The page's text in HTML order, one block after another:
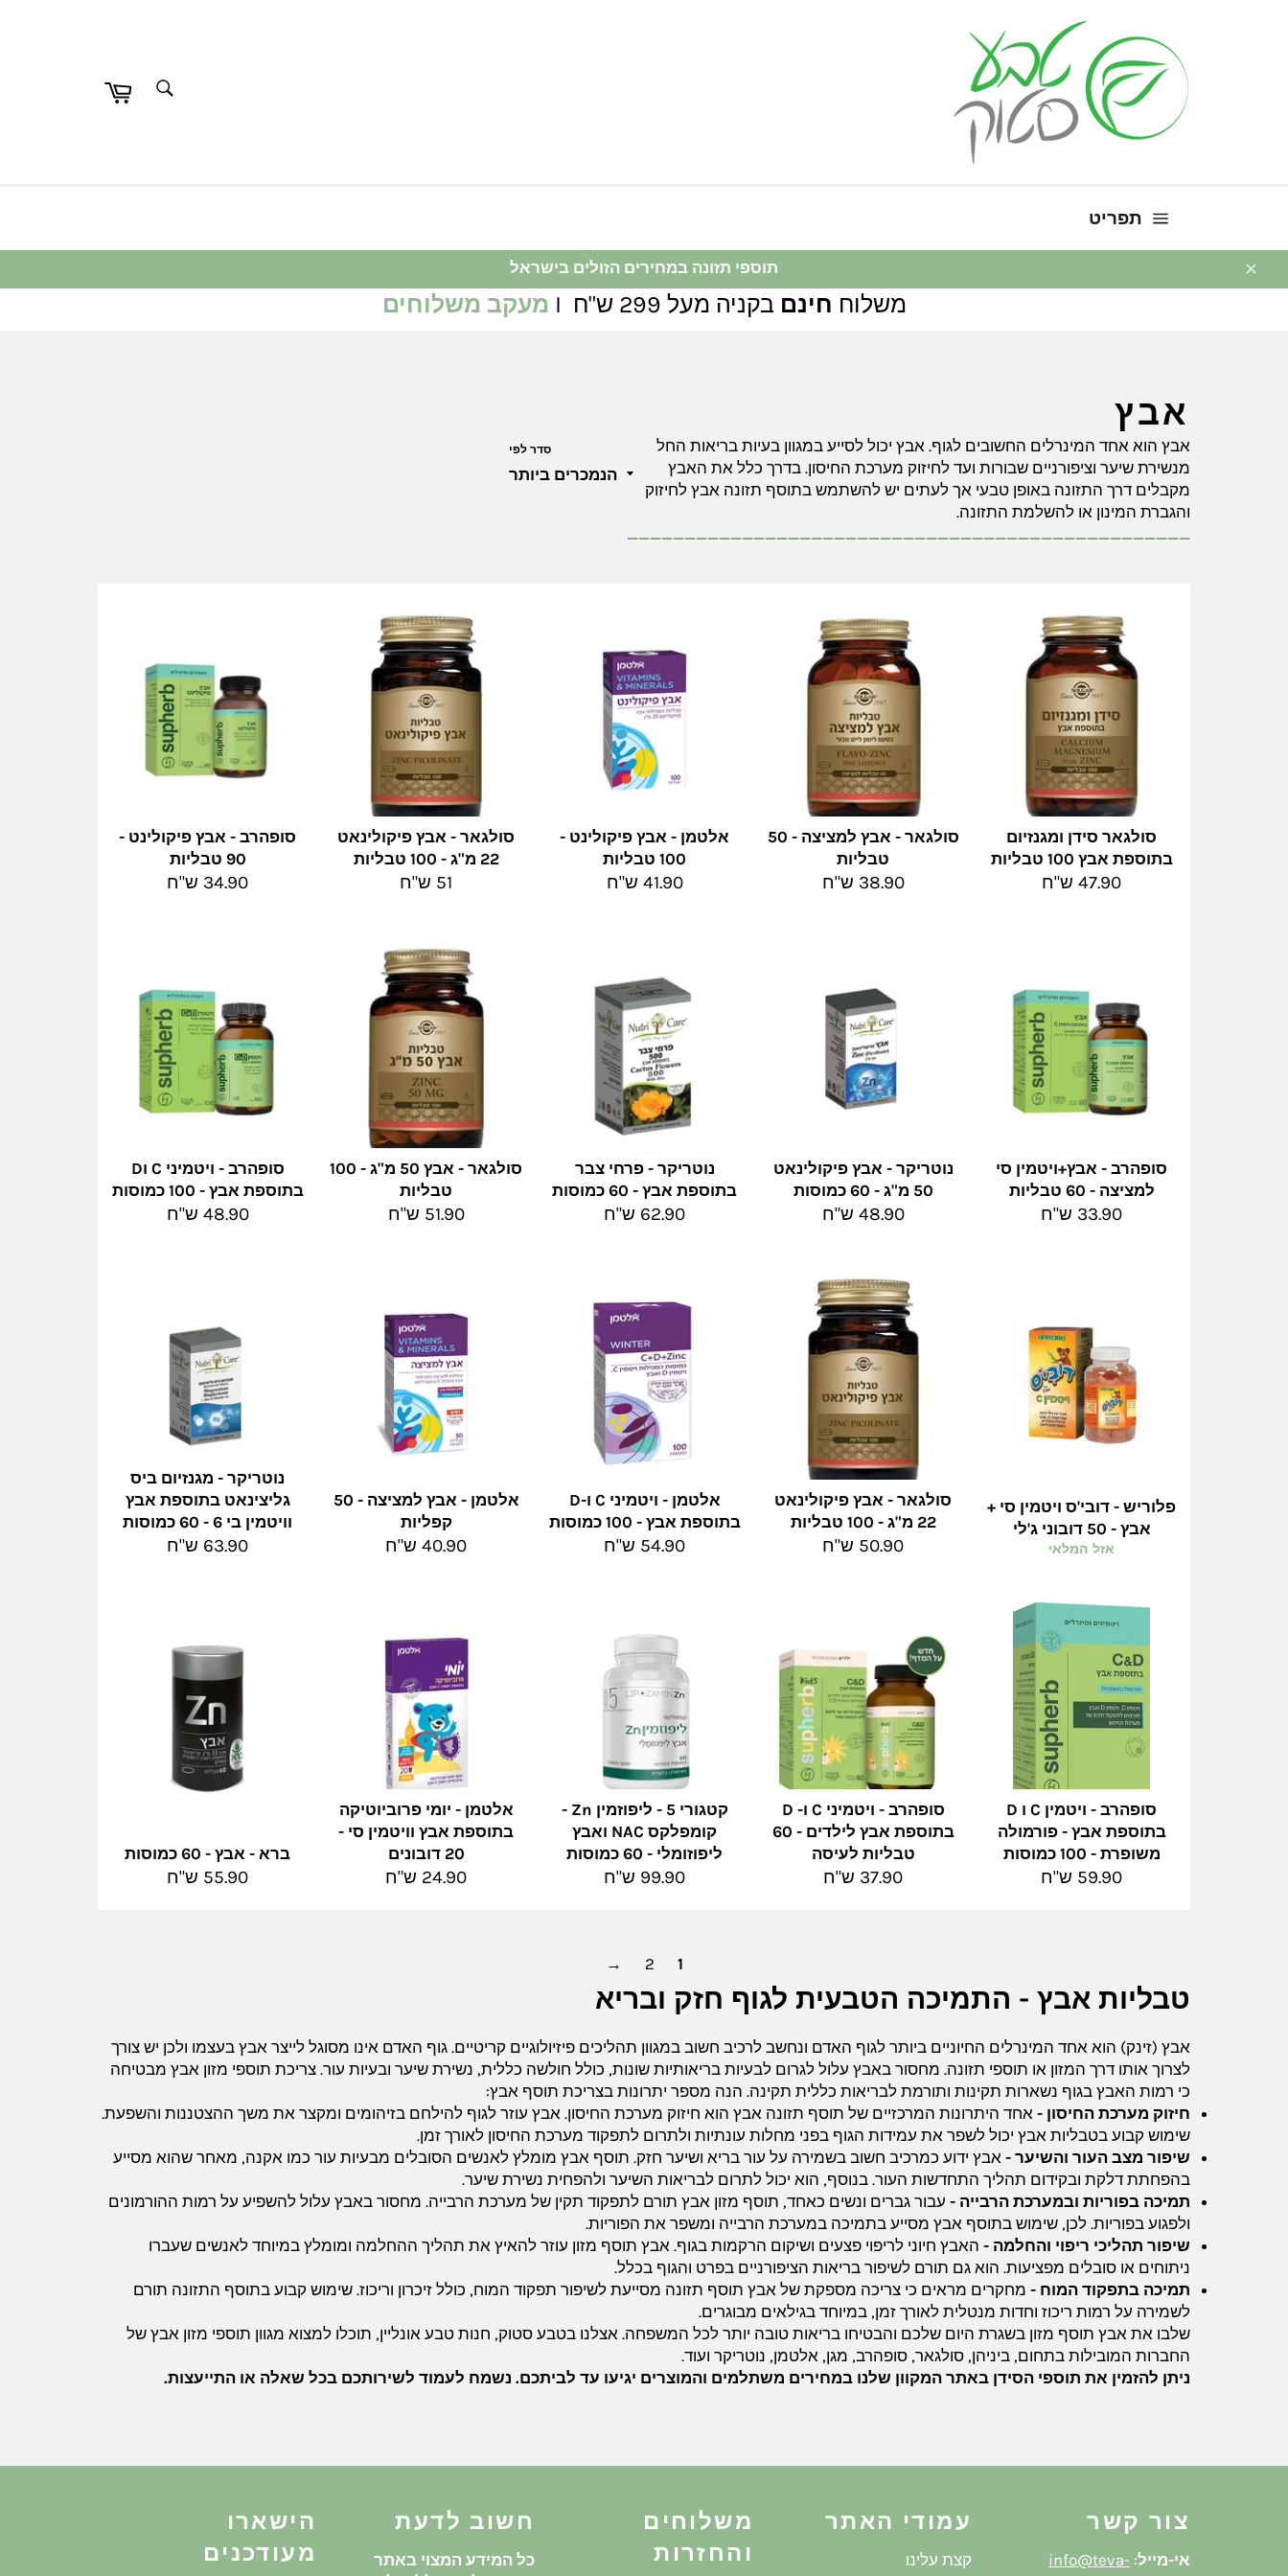
תפריט
תוספי תזונה במחירים הזולים בישראל
משלוח חינם בקניה מעל 299 ש"ח I מעקב משלוחים
אבץ
אבץ הוא אחד המינרלים החשובים לגוף. אבץ יכול לסייע במגוון בעיות בריאות החל
מנשירת שיער וציפורניים שבורות ועד לחיזוק מערכת החיסון. בדרך כלל את האבץ
מקבלים דרך התזונה באופן טבעי אך לעתים יש להשתמש בתוסף תזונה אבץ לחיזוק
והגברת המינון או להשלמת התזונה.
_________________________________________________
סדר לפי
סופהרב - אבץ פיקולינט -
90 טבליות
מחיר
34.90 ש"ח
סולגאר - אבץ פיקולינאט
22 מ"ג - 100 טבליות
מחיר
51 ש"ח
אלטמן - אבץ פיקולינט -
100 טבליות
מחיר
41.90 ש"ח
סולגאר - אבץ למציצה - 50
טבליות
מחיר
38.90 ש"ח
סולגאר סידן ומגנזיום
בתוספת אבץ 100 טבליות
מחיר
47.90 ש"ח
סופהרב - ויטמיני C וD
בתוספת אבץ - 100 כמוסות
מחיר
48.90 ש"ח
סולגאר - אבץ 50 מ"ג - 100
טבליות
מחיר
51.90 ש"ח
נוטריקר - פרחי צבר
בתוספת אבץ - 60 כמוסות
מחיר
62.90 ש"ח
נוטריקר - אבץ פיקולינאט
50 מ"ג - 60 כמוסות
מחיר
48.90 ש"ח
סופהרב - אבץ+ויטמין סי
למציצה - 60 טבליות
מחיר
33.90 ש"ח
נוטריקר - מגנזיום ביס
גליצינאט בתוספת אבץ
וויטמין בי 6 - 60 כמוסות
מחיר
63.90 ש"ח
אלטמן - אבץ למציצה - 50
קפליות
מחיר
40.90 ש"ח
אלטמן - ויטמיני C ו-D
בתוספת אבץ - 100 כמוסות
מחיר
54.90 ש"ח
סולגאר - אבץ פיקולינאט
22 מ"ג - 100 טבליות
מחיר
50.90 ש"ח
פלוריש - דובי'ס ויטמין סי +
אבץ - 50 דובוני ג'לי
אזל המלאי
ברא - אבץ - 60 כמוסות
מחיר
55.90 ש"ח
אלטמן - יומי פרוביוטיקה
בתוספת אבץ וויטמין סי -
20 דובונים
מחיר
24.90 ש"ח
קטגורי 5 - ליפוזמין Zn -
קומפלקס NAC ואבץ
ליפוזומלי - 60 כמוסות
מחיר
99.90 ש"ח
סופהרב - ויטמיני C ו- D
בתוספת אבץ לילדים - 60
טבליות לעיסה
מחיר
37.90 ש"ח
סופהרב - ויטמין C ו D
בתוספת אבץ - פורמולה
משופרת - 100 כמוסות
מחיר
59.90 ש"ח
1
2
→
טבליות אבץ - התמיכה הטבעית לגוף חזק ובריא
אבץ (זינק) הוא אחד המינרלים החיוניים ביותר לגוף האדם ונחשב לרכיב חשוב במגוון תהליכים פיזיולוגיים קריטיים. גוף האדם אינו מסוגל לייצר אבץ בעצמו ולכן יש צורך
לצרוך אותו דרך המזון או תוספי תזונה. מחסור באבץ עלול לגרום לבעיות בריאותיות שונות, כולל חולשה כללית, נשירת שיער ובעיות עור. צריכת תוספי מזון אבץ מבטיחה
כי רמות האבץ בגוף נשארות תקינות ותורמת לבריאות כללית תקינה. הנה מספר יתרונות בצריכת תוסף אבץ:
חיזוק מערכת החיסון - אחד היתרונות המרכזיים של תוסף תזונה אבץ הוא חיזוק מערכת החיסון. אבץ עוזר לגוף להילחם בזיהומים ומקצר את משך ההצטננות והשפעת.
שימוש קבוע בטבליות אבץ יכול לשפר את עמידות הגוף בפני מחלות עונתיות ולתרום לתפקוד מערכת החיסון לאורך זמן.
שיפור מצב העור והשיער - אבץ ידוע כמרכיב חשוב בשמירה על עור בריא ושיער חזק. תוסף אבץ מומלץ לאנשים הסובלים מבעיות עור כמו אקנה, מאחר שהוא מסייע
בהפחתת דלקת ובקידום תהליך התחדשות העור. בנוסף, הוא יכול לתרום לבריאות השיער ולהפחית נשירת שיער.
תמיכה בפוריות ובמערכת הרבייה - עבור גברים ונשים כאחד, תוסף מזון אבץ תורם לתפקוד תקין של מערכת הרבייה. מחסור באבץ עלול להשפיע על רמות ההורמונים
ולפגוע בפוריות. לכן, שימוש בתוסף אבץ מסייע בתמיכה במערכת הרבייה ומשפר את הפוריות.
שיפור תהליכי ריפוי והחלמה - האבץ חיוני לריפוי פצעים ושיקום הרקמות בגוף. אבץ תוסף מזון עוזר להאיץ את תהליך ההחלמה ומומלץ במיוחד לאנשים שעברו
ניתוחים או סובלים מפציעות. הוא גם תורם לשיפור בריאות הציפורניים בפרט והגוף בכלל.
תמיכה בתפקוד המוח - מחקרים מראים כי צריכה מספקת של אבץ תוסף תזונה מסייעת לשיפור תפקוד המוח, כולל זיכרון וריכוז. שימוש קבוע בתוסף התזונה תורם
לשמירה על רמות ריכוז וחדות מנטלית לאורך זמן, במיוחד בגילאים מבוגרים.
שלבו את אבץ תוסף מזון בשגרת היום שלכם והבטיחו בריאות טובה יותר לכל המשפחה. אצלנו בטבע סטוק, חנות טבע אונליין, תוכלו למצוא מגוון תוספי מזון אבץ של
החברות המובילות בתחום, ביניהן, סולגאר, סופהרב, מגן, אלטמן, נוטריקר ועוד.
ניתן להזמין את תוספי הסידן באתר המקוון שלנו במחירים משתלמים והמוצרים יגיעו עד לביתכם. נשמח לעמוד לשירותכם בכל שאלה או התייעצות.
צור קשר
אי-מייל:
info@teva-
עמודי האתר
קצת עלינו
משלוחים
והחזרות
חשוב לדעת
כל המידע המצוי באתר
הישארו
מעודכנים